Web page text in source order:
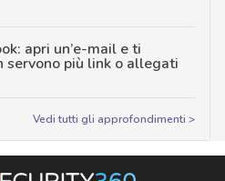
apri un’e-mail e ti
servono più link o allegati
Vedi tutti gli approfondimenti >